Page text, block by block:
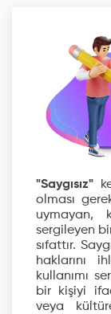
"Saygısız"
olması
uymayan,
sergileyen
sıfattır.
haklarını
kullanımı
bir kişiyi
veya